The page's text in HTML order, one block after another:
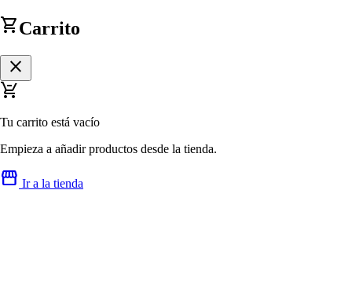
shopping_cartCarrito
close
remove_shopping_cart
Tu carrito está vacío
Empieza a añadir productos desde la tienda.
storefront Ir a la tienda